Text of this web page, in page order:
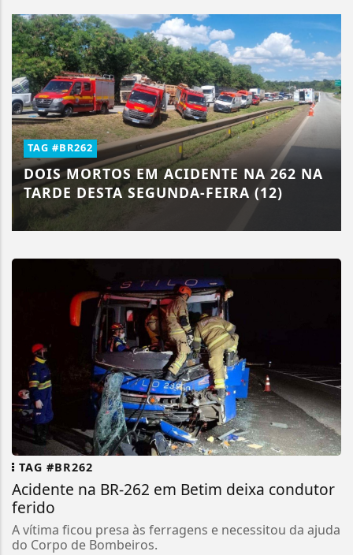
TAG #BR262
DOIS MORTOS EM ACIDENTE NA 262 NA
TARDE DESTA SEGUNDA-FEIRA (12)
TAG #BR262
Acidente na BR-262 em Betim deixa condutor
ferido
A vítima ficou presa às ferragens e necessitou da ajuda
do Corpo de Bombeiros.